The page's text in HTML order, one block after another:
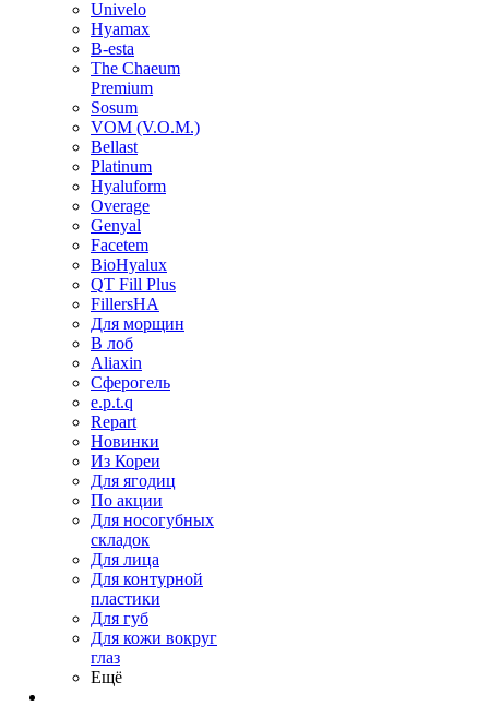
Univelo
Hyamax
B-esta
The Chaeum
Premium
Sosum
VOM (V.O.M.)
Bellast
Platinum
Hyaluform
Overage
Genyal
Facetem
BioHyalux
QT Fill Plus
FillersHA
Для морщин
В лоб
Aliaxin
Сферогель
e.p.t.q
Repart
Новинки
Из Кореи
Для ягодиц
По акции
Для носогубных
складок
Для лица
Для контурной
пластики
Для губ
Для кожи вокруг
глаз
Ещё